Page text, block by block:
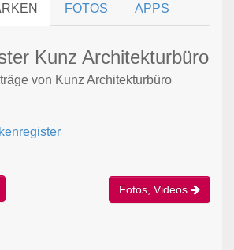
FOTOS APPS
Kunz Architekturbüro
von Kunz Architekturbüro
Fotos, Videos